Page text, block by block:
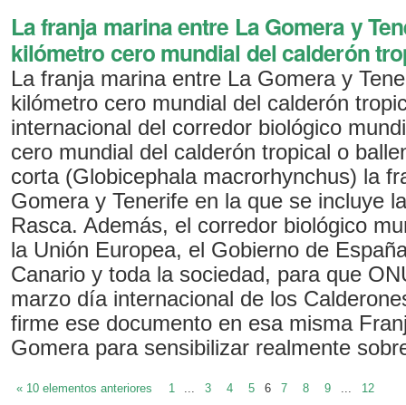
La franja marina entre La Gomera y
kilómetro cero mundial del calderón
La franja marina entre La Gomera y
kilómetro cero mundial del calderón
internacional del corredor biológico
cero mundial del calderón tropical o
corta (Globicephala macrorhynchus) la
Gomera y Tenerife en la que se incluye
Rasca. Además, el corredor biológico
la Unión Europea, el Gobierno de
Canario y toda la sociedad, para que
marzo día internacional de los
firme ese documento en esa misma
Gomera para sensibilizar realmente
« 10 elementos anteriores 1 ... 3 4 5 6 7 8 9 ... 12